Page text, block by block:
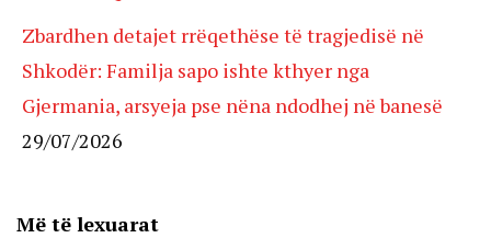
Zbardhen detajet rrëqethëse të tragjedisë në
Shkodër: Familja sapo ishte kthyer nga
Gjermania, arsyeja pse nëna ndodhej në banesë
29/07/2026
Më të lexuarat